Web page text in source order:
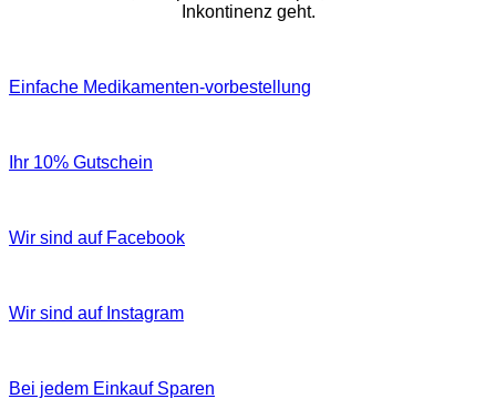
Inkontinenz geht.
Einfache Medikamenten-vorbestellung
Ihr 10% Gutschein
Wir sind auf Facebook
Wir sind auf Instagram
Bei jedem Einkauf Sparen